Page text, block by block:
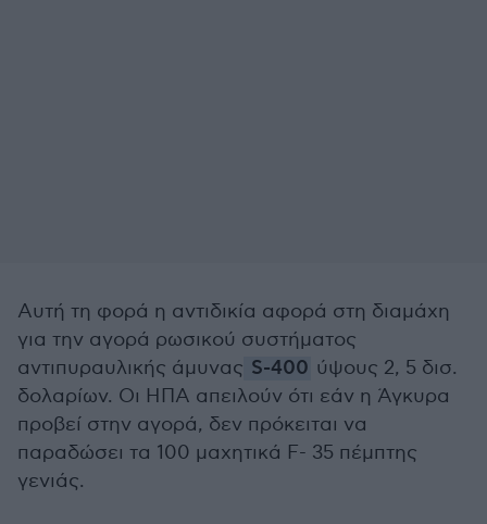
Αυτή τη φορά η αντιδικία αφορά στη διαμάχη
για την αγορά ρωσικού συστήματος
αντιπυραυλικής άμυνας S-400 ύψους 2, 5 δισ.
δολαρίων. Οι ΗΠΑ απειλούν ότι εάν η Άγκυρα
προβεί στην αγορά, δεν πρόκειται να
παραδώσει τα 100 μαχητικά F- 35 πέμπτης
γενιάς.